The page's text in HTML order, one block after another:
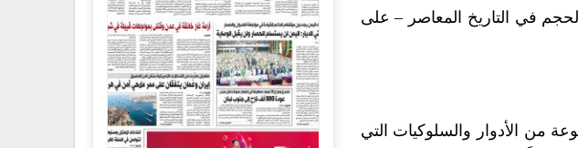
في التاريخ المعاصر – على
من الأدوار والسلوكيات التي